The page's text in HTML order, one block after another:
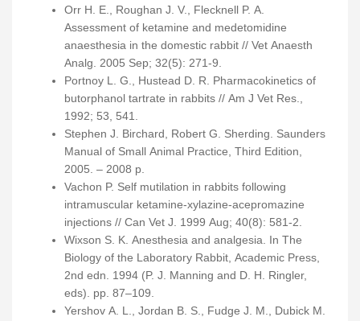
Orr H. E., Roughan J. V., Flecknell P. A.
Assessment of ketamine and medetomidine
anaesthesia in the domestic rabbit // Vet Anaesth
Analg. 2005 Sep; 32(5): 271-9.
Portnoy L. G., Hustead D. R. Pharmacokinetics of
butorphanol tartrate in rabbits // Am J Vet Res.,
1992; 53, 541.
Stephen J. Birchard, Robert G. Sherding. Saunders
Manual of Small Animal Practice, Third Edition,
2005. – 2008 p.
Vachon P. Self mutilation in rabbits following
intramuscular ketamine-xylazine-acepromazine
injections // Can Vet J. 1999 Aug; 40(8): 581-2.
Wixson S. K. Anesthesia and analgesia. In The
Biology of the Laboratory Rabbit, Academic Press,
2nd edn. 1994 (P. J. Manning and D. H. Ringler,
eds). pp. 87–109.
Yershov A. L., Jordan B. S., Fudge J. M., Dubick M.